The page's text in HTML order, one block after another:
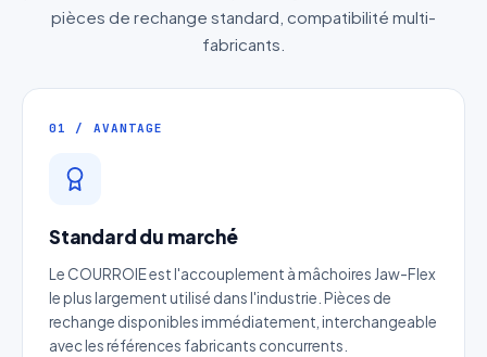
pièces de rechange standard, compatibilité multi-
fabricants.
01 / AVANTAGE
Standard du marché
Le COURROIE est l'accouplement à mâchoires Jaw-Flex
le plus largement utilisé dans l'industrie. Pièces de
rechange disponibles immédiatement, interchangeable
avec les références fabricants concurrents.